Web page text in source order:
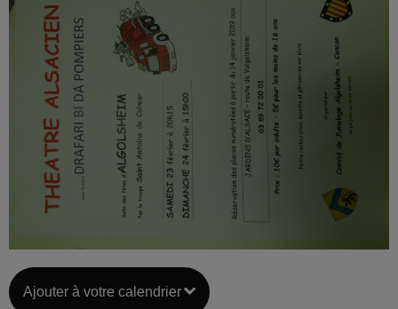
Ajouter à votre calendrier